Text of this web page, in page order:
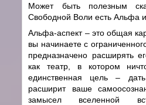
Может быть полезным
Свободной Воли есть Альфа
Альфа-аспект – это общая
вы начинаете с
предназначено расширять
как театр, в котором
единственная цель –
расширит ваше
замысел вселенной